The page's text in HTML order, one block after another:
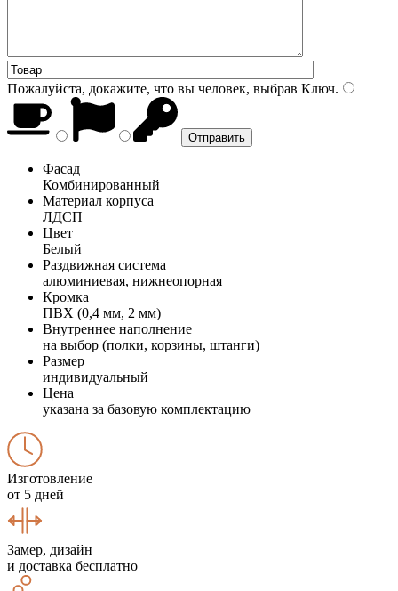
Пожалуйста, докажите, что вы человек, выбрав Ключ.
Фасад
Комбинированный
Материал корпуса
ЛДСП
Цвет
Белый
Раздвижная система
алюминиевая, нижнеопорная
Кромка
ПВХ (0,4 мм, 2 мм)
Внутреннее наполнение
на выбор (полки, корзины, штанги)
Размер
индивидуальный
Цена
указана за базовую комплектацию
Изготовление
от 5 дней
Замер, дизайн
и доставка бесплатно